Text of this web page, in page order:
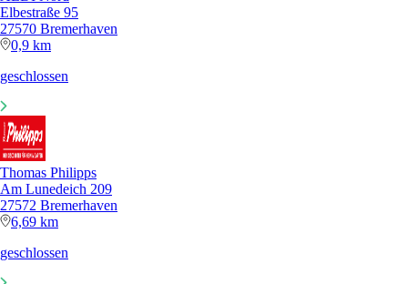
Elbestraße 95
27570 Bremerhaven
0,9 km
geschlossen
Thomas Philipps
Am Lunedeich 209
27572 Bremerhaven
6,69 km
geschlossen